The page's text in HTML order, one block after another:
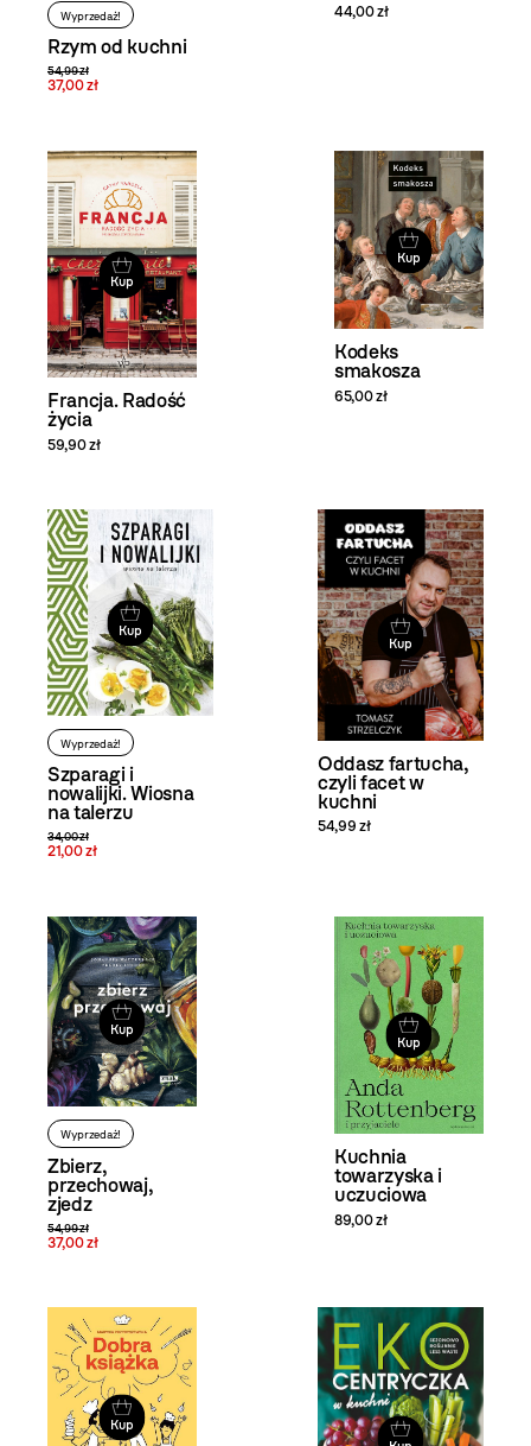
Wyprzedaż!
Rzym od kuchni
54,99 zł
37,00 zł
44,00 zł
Kup
Francja. Radość
życia
59,90 zł
Kup
Kodeks
smakosza
65,00 zł
Kup
Wyprzedaż!
Szparagi i
nowalijki. Wiosna
na talerzu
34,00 zł
21,00 zł
Kup
Oddasz fartucha,
czyli facet w
kuchni
54,99 zł
Kup
Wyprzedaż!
Zbierz,
przechowaj,
zjedz
54,99 zł
37,00 zł
Kup
Kuchnia
towarzyska i
uczuciowa
89,00 zł
Kup